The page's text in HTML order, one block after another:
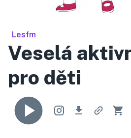
Lesfm
Veselá
pro děti